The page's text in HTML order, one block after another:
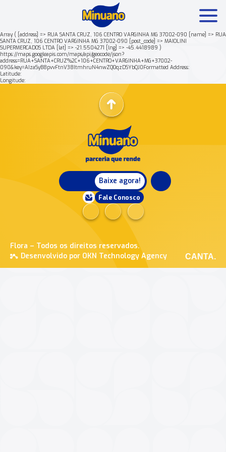
Array ( [address] => RUA SANTA CRUZ, 106 CENTRO VARGINHA MG 37002-090 [name] => RUA
SANTA CRUZ, 106 CENTRO VARGINHA MG 37002-090 [post_code] => MAIOLINI
SUPERMERCADOS LTDA [lat] => -21.5504271 [lng] => -45.4418989 )
https://maps.googleapis.com/maps/api/geocode/json?
address=RUA+SANTA+CRUZ%2C+106+CENTRO+VARGINHA+MG+37002-
090&key=AIzaSyB8pvvFtnV38ItmhruN4nwZQOqzDSYbQJ0Formatted Address:
Latitude:
Longitude:
Baixe agora!
Fale Conosco
Flora – Todos os direitos reservados.
Desenvolvido por OKN Technology Agency
CANTA.
Mais buscados: Produtos Minuano Rende +
Nossa história